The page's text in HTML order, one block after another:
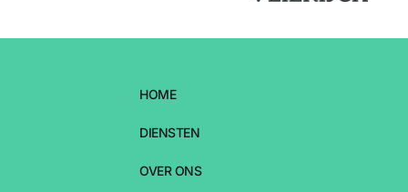
HOME
DIENSTEN
OVER ONS